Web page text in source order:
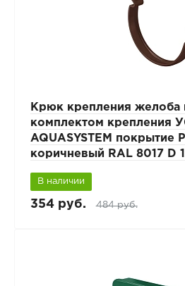
Крюк крепления желоба
комплектом крепления
AQUASYSTEM покрытие
коричневый RAL 8017 D
В наличии
354 руб. 484 руб.